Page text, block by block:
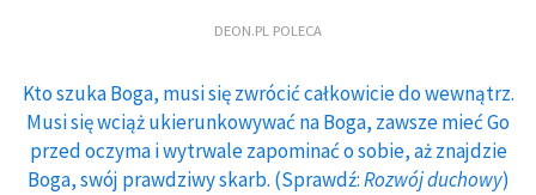
DEON.PL POLECA
Kto szuka Boga, musi się zwrócić całkowicie do wewnątrz.
Musi się wciąż ukierunkowywać na Boga, zawsze mieć Go
przed oczyma i wytrwale zapominać o sobie, aż znajdzie
Boga, swój prawdziwy skarb. (Sprawdź:Rozwój duchowy)